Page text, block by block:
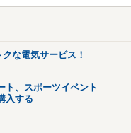
な電気サービス！
ト、スポーツイベント
入する